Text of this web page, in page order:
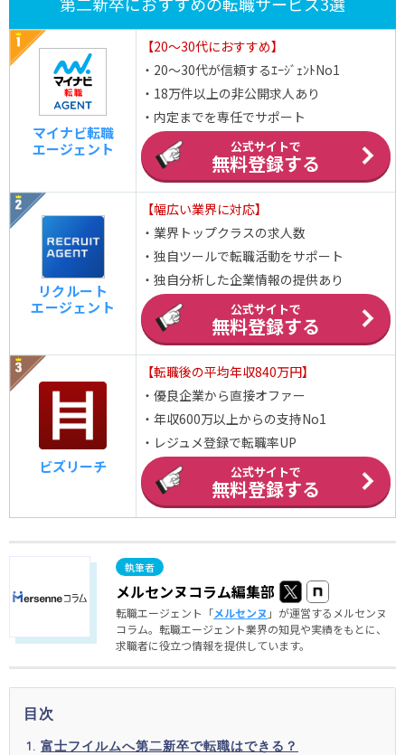
マイナビ転職
エージェント
【20～30代におすすめ】
・20～30代が信頼するｴｰｼﾞｪﾝﾄNo1
・18万件以上の非公開求人あり
・内定までを専任でサポート
公式サイトで
無料登録する
リクルート
エージェント
【幅広い業界に対応】
・業界トップクラスの求人数
・独自ツールで転職活動をサポート
・独自分析した企業情報の提供あり
公式サイトで
無料登録する
ビズリーチ
【転職後の平均年収840万円】
・優良企業から直接オファー
・年収600万以上からの支持No1
・レジュメ登録で転職率UP
公式サイトで
無料登録する
メルセンヌコラム編集部
転職エージェント「メルセンヌ 」が運営するメルセンヌ
コラム。転職エージェント業界の知見や実績をもとに、
求職者に役立つ情報を提供しています。
目次
富士フイルムへ第二新卒で転職はできる？